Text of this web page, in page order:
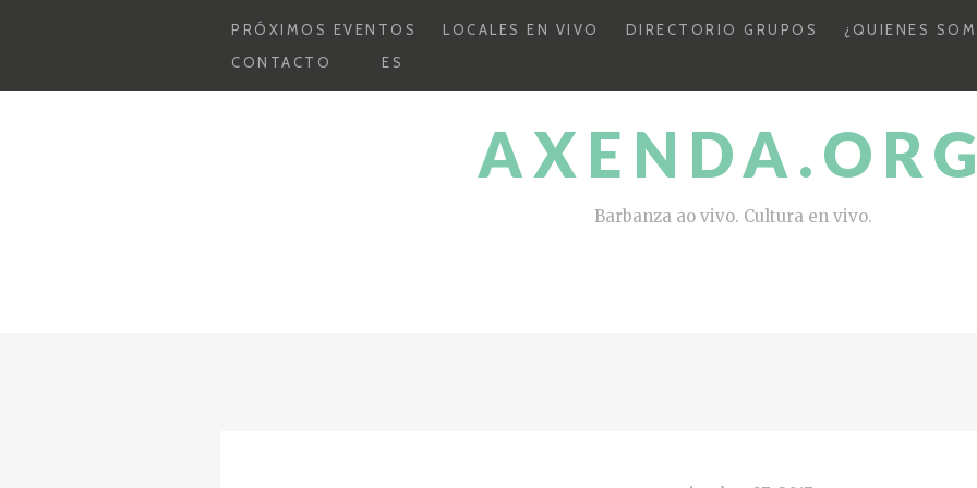
PRÓXIMOS EVENTOS LOCALES EN VIVO DIRECTORIO GRUPOS
¿QUIENES
CONTACTO
ES
AXENDA.ORG
Barbanza ao vivo. Cultura en vivo.